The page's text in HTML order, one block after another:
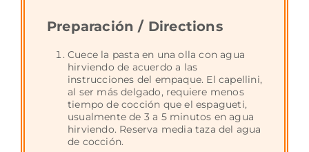
Preparación / Directions
Cuece la pasta en una olla con agua
hirviendo de acuerdo a las
instrucciones del empaque. El capellini,
al ser más delgado, requiere menos
tiempo de cocción que el espagueti,
usualmente de 3 a 5 minutos en agua
hirviendo. Reserva media taza del agua
de cocción.